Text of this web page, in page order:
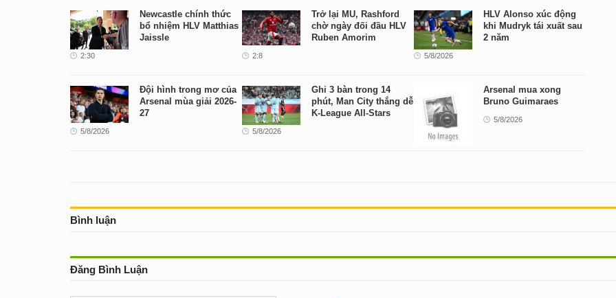
Newcastle chính thức
bổ nhiệm HLV Matthias
Jaissle
2:30
Trở lại MU, Rashford
chờ ngày đối đầu HLV
Ruben Amorim
2:8
HLV Alonso xúc động
khi Mudryk tái xuất sau
2 năm
5/8/2026
Đội hình trong mơ của
Arsenal mùa giải 2026-
27
5/8/2026
Ghi 3 bàn trong 14
phút, Man City thắng dễ
K-League All-Stars
5/8/2026
Arsenal mua xong
Bruno Guimaraes
5/8/2026
Bình luận
Đăng Bình Luận